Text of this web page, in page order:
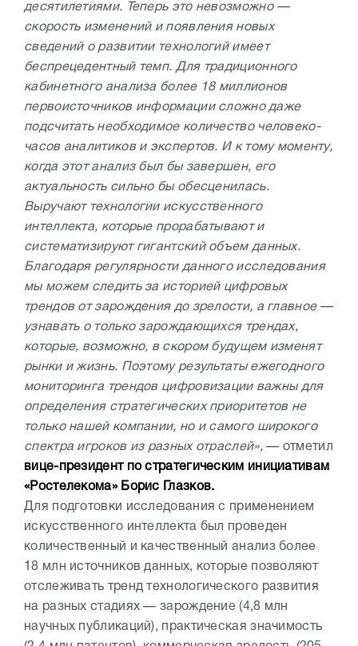
десятилетиями. Теперь это невозможно —
скорость изменений и появления новых
сведений о развитии технологий имеет
беспрецедентный темп. Для традиционного
кабинетного анализа более 18 миллионов
первоисточников информации сложно даже
подсчитать необходимое количество человеко-
часов аналитиков и экспертов. И к тому моменту,
когда этот анализ был бы завершен, его
актуальность сильно бы обесценилась.
Выручают технологии искусственного
интеллекта, которые прорабатывают и
систематизируют гигантский объем данных.
Благодаря регулярности данного исследования
мы можем следить за историей цифровых
трендов от зарождения до зрелости, а главное —
узнавать о только зарождающихся трендах,
которые, возможно, в скором будущем изменят
рынки и жизнь. Поэтому результаты ежегодного
мониторинга трендов цифровизации важны для
определения стратегических приоритетов не
только нашей компании, но и самого широкого
спектра игроков из разных отраслей»,— отметил
вице-президент по стратегическим инициативам
«Ростелекома» Борис Глазков.
Для подготовки исследования с применением
искусственного интеллекта был проведен
количественный и качественный анализ более
18 млн источников данных, которые позволяют
отслеживать тренд технологического развития
на разных стадиях — зарождение (4,8 млн
научных публикаций), практическая значимость